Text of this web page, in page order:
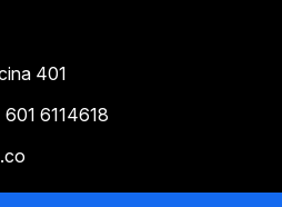
401
6114618